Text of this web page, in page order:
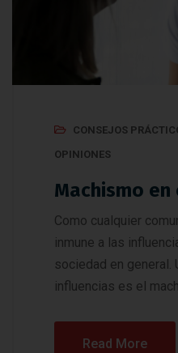
CONSEJOS
OPINIONES
Machismo en
Como cualquier
inmune a las
sociedad en general.
influencias es el
Read More